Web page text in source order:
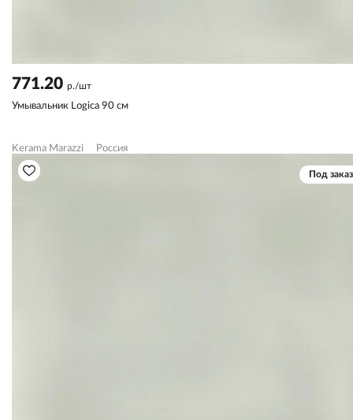
771.20 р./шт
Умывальник Logica 90 см
Kerama Marazzi Россия
Под заказ